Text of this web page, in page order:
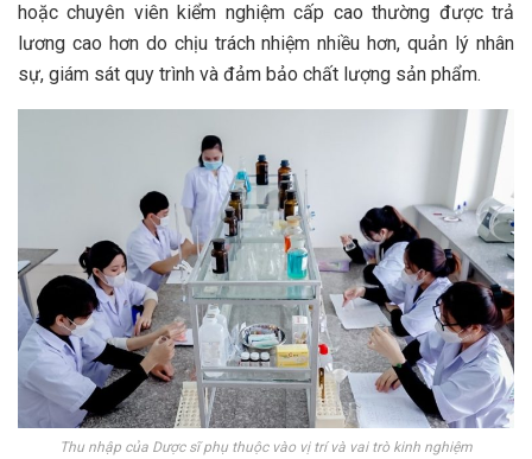
hoặc chuyên viên kiểm nghiệm cấp cao thường được trả
lương cao hơn do chịu trách nhiệm nhiều hơn, quản lý nhân
sự, giám sát quy trình và đảm bảo chất lượng sản phẩm.
Thu nhập của Dược sĩ phụ thuộc vào vị trí và vai trò kinh nghiệm